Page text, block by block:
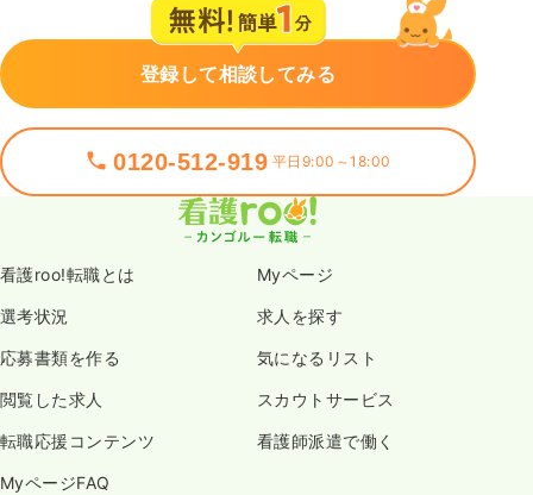
登録して相談してみる
0120-512-919 平日9:00～18:00
看護roo!転職とは Myページ
選考状況 求人を探す
応募書類を作る 気になるリスト
閲覧した求人 スカウトサービス
転職応援コンテンツ 看護師派遣で働く
MyページFAQ